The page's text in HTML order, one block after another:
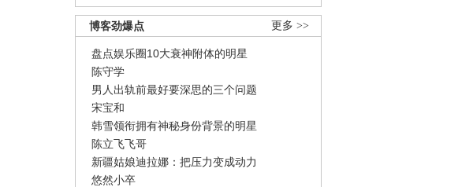
更多 >>
博客劲爆点
盘点娱乐圈10大衰神附体的明星
陈守学
男人出轨前最好要深思的三个问题
宋宝和
韩雪领衔拥有神秘身份背景的明星
陈立飞飞哥
新疆姑娘迪拉娜：把压力变成动力
悠然小卒